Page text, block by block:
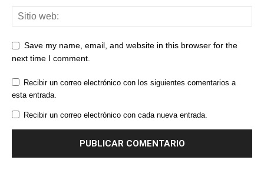
Save my name, email, and website in this browser for the
next time I comment.
Recibir un correo electrónico con los siguientes comentarios a
esta entrada.
Recibir un correo electrónico con cada nueva entrada.